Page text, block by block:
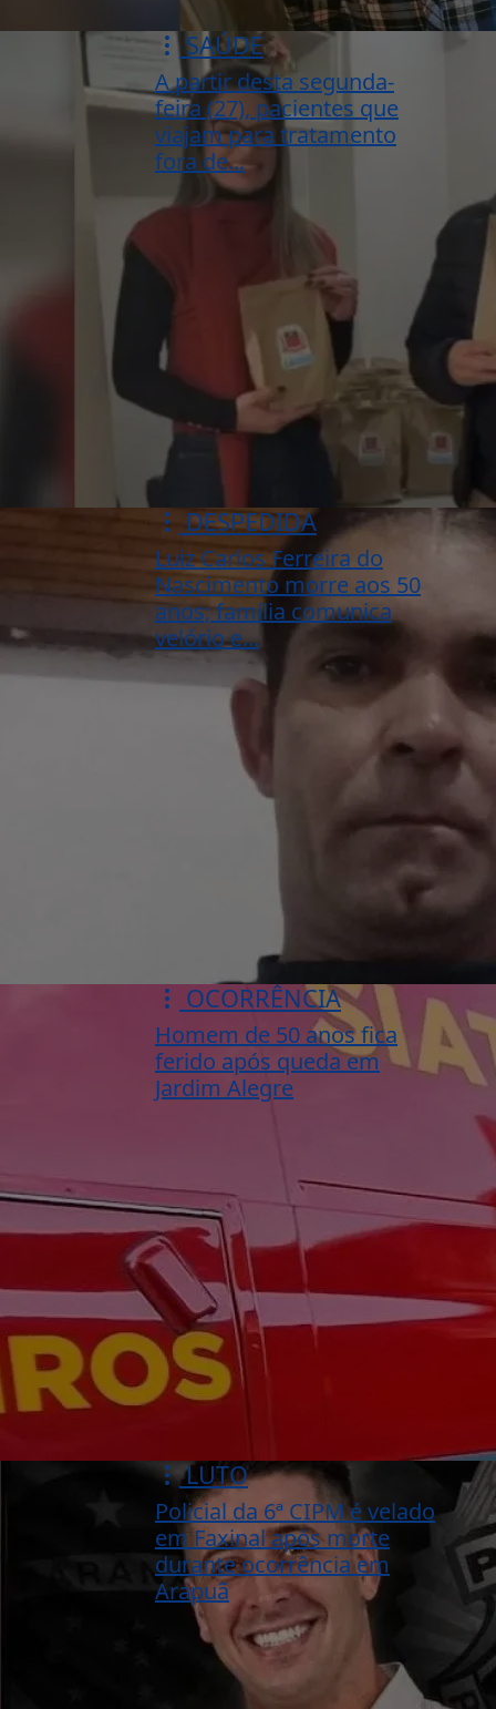
SAÚDE
A partir desta segunda-
feira (27), pacientes que
viajam para tratamento
fora de...
DESPEDIDA
Luiz Carlos Ferreira do
Nascimento morre aos 50
anos; família comunica
velório e...
OCORRÊNCIA
Homem de 50 anos fica
ferido após queda em
Jardim Alegre
LUTO
Policial da 6ª CIPM é velado
em Faxinal após morte
durante ocorrência em
Arapuã